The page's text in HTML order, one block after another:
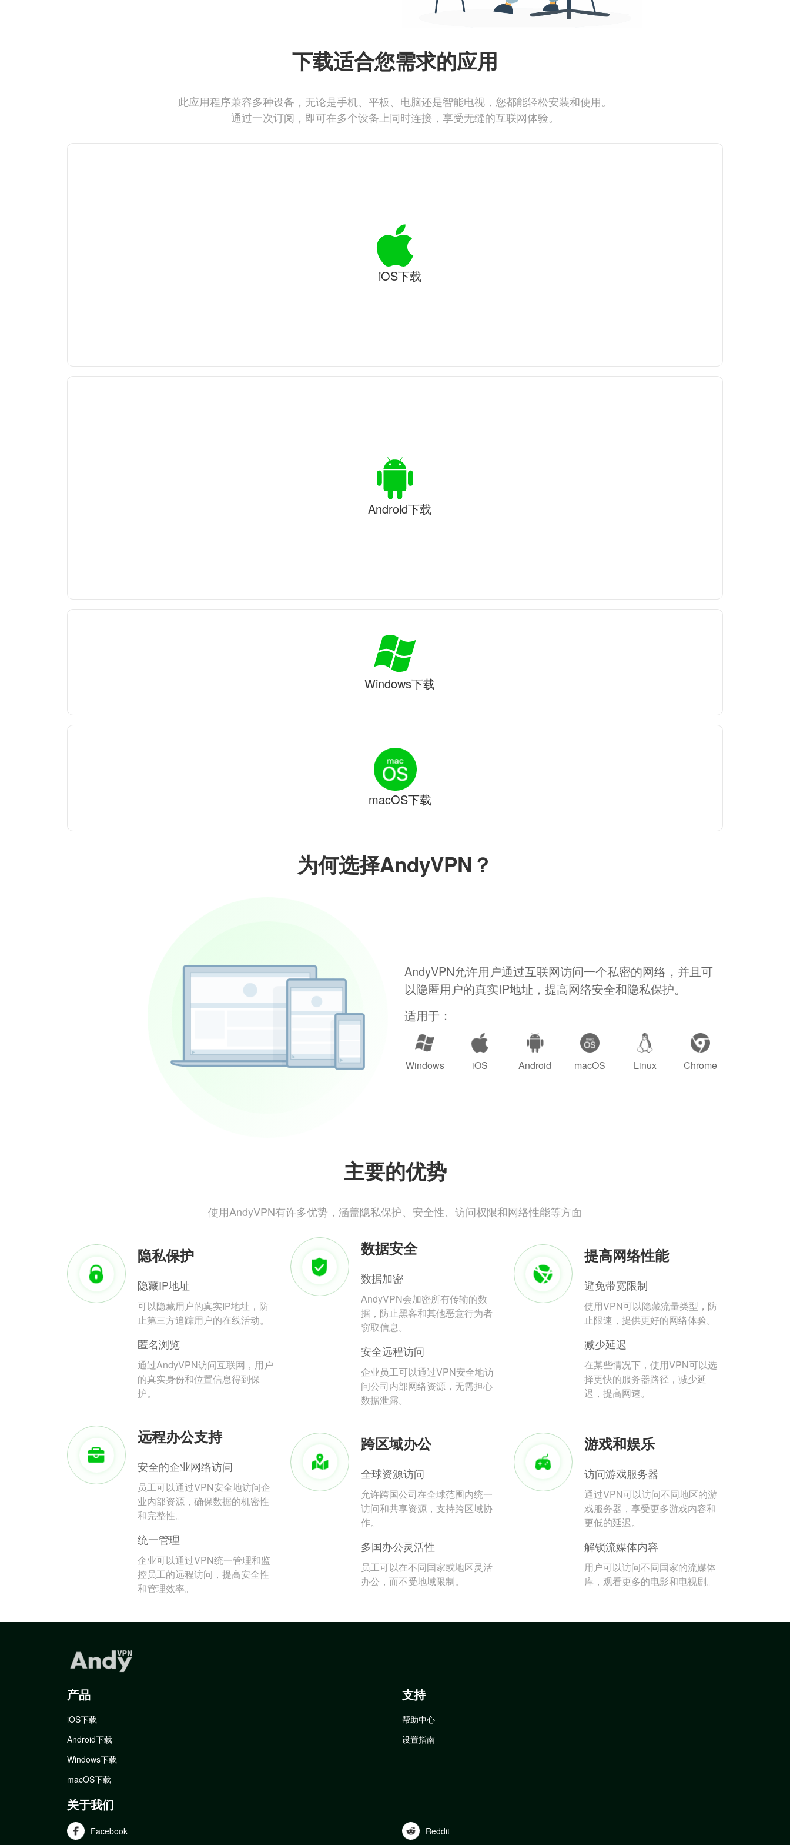
为何选择AndyVPN？
AndyVPN允许用户通过互联网访问一个私密的网络，并且可
以隐匿用户的真实IP地址，提高网络安全和隐私保护。
适用于：
Windows iOS Android macOS Linux Chrome
主要的优势
使用AndyVPN有许多优势，涵盖隐私保护、安全性、访问权限和网络性能等方面
隐私保护
隐藏IP地址
可以隐藏用户的真实IP地址，防
止第三方追踪用户的在线活动。
匿名浏览
通过AndyVPN访问互联网，用户
的真实身份和位置信息得到保
护。
数据安全
数据加密
AndyVPN会加密所有传输的数
据，防止黑客和其他恶意行为者
窃取信息。
安全远程访问
企业员工可以通过VPN安全地访
问公司内部网络资源，无需担心
数据泄露。
提高网络性能
避免带宽限制
使用VPN可以隐藏流量类型，防
止限速，提供更好的网络体验。
减少延迟
在某些情况下，使用VPN可以选
择更快的服务器路径，减少延
迟，提高网速。
远程办公支持
安全的企业网络访问
员工可以通过VPN安全地访问企
业内部资源，确保数据的机密性
和完整性。
统一管理
企业可以通过VPN统一管理和监
控员工的远程访问，提高安全性
和管理效率。
跨区域办公
全球资源访问
允许跨国公司在全球范围内统一
访问和共享资源，支持跨区域协
作。
多国办公灵活性
员工可以在不同国家或地区灵活
办公，而不受地域限制。
游戏和娱乐
访问游戏服务器
通过VPN可以访问不同地区的游
戏服务器，享受更多游戏内容和
更低的延迟。
解锁流媒体内容
用户可以访问不同国家的流媒体
库，观看更多的电影和电视剧。
下载适合您需求的应用
此应用程序兼容多种设备，无论是手机、平板、电脑还是智能电视，您都能轻松安装和使用。
通过一次订阅，即可在多个设备上同时连接，享受无缝的互联网体验。
iOS下载
Android下载
Windows下载
macOS下载
产品
iOS下载
Android下载
Windows下载
macOS下载
支持
帮助中心
设置指南
关于我们
Facebook Reddit